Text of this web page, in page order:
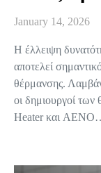
January 14, 2026
Η έλλειψη
αποτελεί
θέρμανσης.
οι δημιουργοί
Heater και